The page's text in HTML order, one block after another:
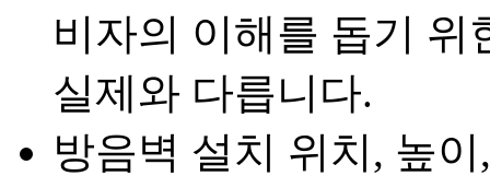
비자의 이해를 돕기
실제와 다릅니다.
방음벽 설치 위치, 높